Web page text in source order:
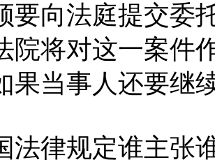
要向法庭提交委
院将对这一案件
果当事人还要继
律规定谁主张谁